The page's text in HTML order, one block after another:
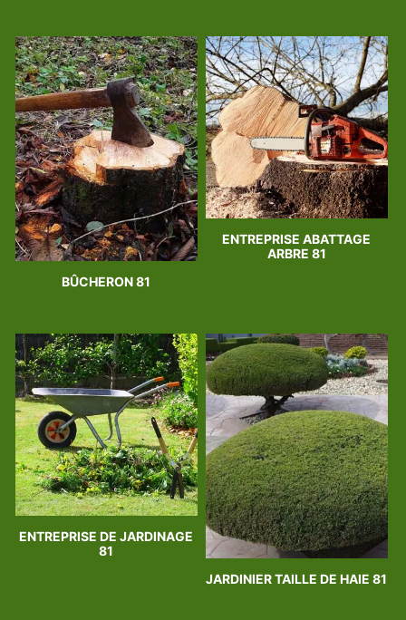
BÛCHERON 81
ENTREPRISE ABATTAGE
ARBRE 81
ENTREPRISE DE JARDINAGE
81
JARDINIER TAILLE DE HAIE 81